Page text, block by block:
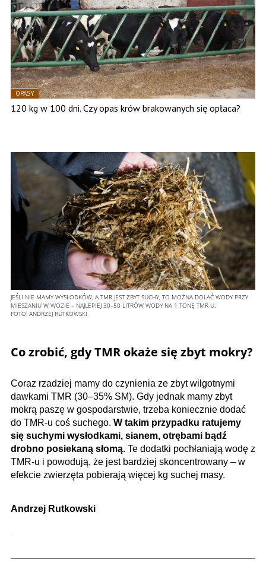
OPASY
120 kg w 100 dni. Czy opas krów brakowanych się opłaca?
JEŚLI NIE MAMY WYSŁODKÓW, A TMR JEST ZBYT SUCHY, TO MOŻNA DOLAĆ WODY PRZY
MIESZANIU W WOZIE – NAJLEPIEJ 30–50 LITRÓW WODY NA 1 TONĘ TMR-U.
FOTO: ANDRZEJ RUTKOWSKI
Co zrobić, gdy TMR okaże się zbyt mokry?
Coraz rzadziej mamy do czynienia ze zbyt wilgotnymi
dawkami TMR (30–35% SM). Gdy jednak mamy zbyt
mokrą paszę w gospodarstwie, trzeba koniecznie dodać
do TMR-u coś suchego. W takim przypadku ratujemy
się suchymi wysłodkami, sianem, otrębami bądź
drobno posiekaną słomą. Te dodatki pochłaniają wodę z
TMR-u i powodują, że jest bardziej skoncentrowany – w
efekcie zwierzęta pobierają więcej kg suchej masy.
Andrzej Rutkowski